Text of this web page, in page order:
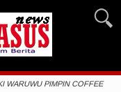
WARUWU PIMPIN COFFEE